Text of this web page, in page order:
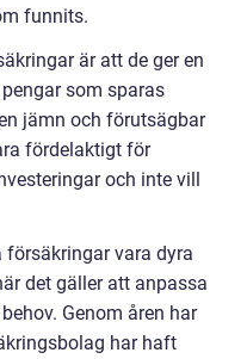
funnits.
är att de ger en
som sparas
jämn och förutsägbar
fördelaktigt för
och inte vill
vara dyra
det gäller att anpassa
Genom åren har
har haft